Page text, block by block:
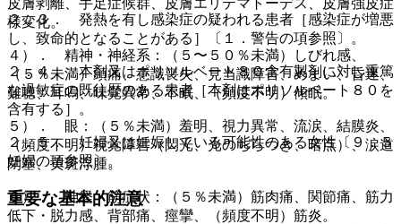
２．３． 発熱を有し感染症の疑われる患者［感染症が増悪
し、致命的となることがある］〔１．警告の項参照〕。
２．４． 本剤又はポリソルベート８０含有製剤に対し重篤
な過敏症の既往歴のある患者［本剤はポリソルベート８０を
含有する］。
２．５． 妊婦又は妊娠している可能性のある女性〔９．５
妊婦の項参照〕。
重要な基本的注意
様変化。
４）． 精神・神経系：（５〜５０％未満）しびれ感、
（５％未満）頭痛、意識喪失、見当識障害、めまい、昏迷、
難聴、耳鳴、味覚異常、不眠、（頻度不明）傾眠。
５）． 眼：（５％未満）羞明、視力異常、流涙、結膜炎、
（頻度不明）視覚障害（閃光、光のちらつき、暗点）、涙道
閉塞、黄斑浮腫。
６）． 神経・筋症状：（５％未満）筋肉痛、関節痛、筋力
低下・脱力感、背部痛、痙攣、（頻度不明）筋炎。